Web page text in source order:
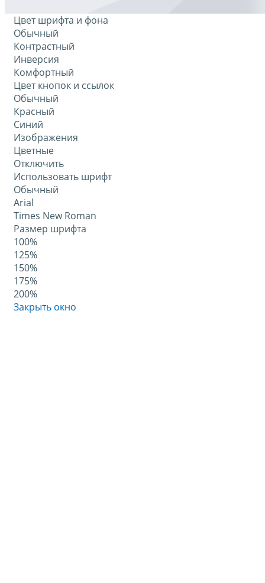
Цвет шрифта и фона
Обычный
Контрастный
Инверсия
Комфортный
Цвет кнопок и ссылок
Обычный
Красный
Синий
Изображения
Цветные
Отключить
Использовать шрифт
Обычный
Arial
Times New Roman
Размер шрифта
100%
125%
150%
175%
200%
Закрыть окно